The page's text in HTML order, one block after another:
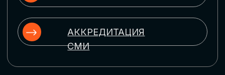
развития, оценки и удержания
ЦИФРОВИЗАЦИЯ
КЛИЕНТСКОГО СЕРВИСА
Разберем кейсы в сфере цифровизации